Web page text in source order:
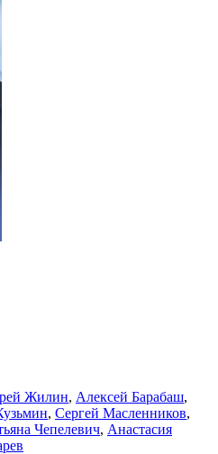
Жилин, Алексей Барабаш,
, Сергей Масленников,
Чепелевич, Анастасия